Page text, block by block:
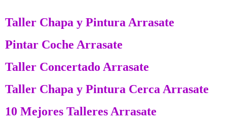
Taller Chapa y Pintura Arrasate
Pintar Coche Arrasate
Taller Concertado Arrasate
Taller Chapa y Pintura Cerca Arrasate
10 Mejores Talleres Arrasate